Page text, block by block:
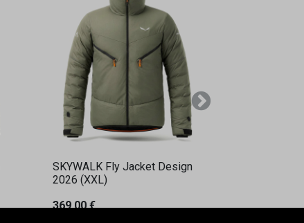
SKYWALK Fly Jacket Design
2026 (XXL)
369,00€
Weiter